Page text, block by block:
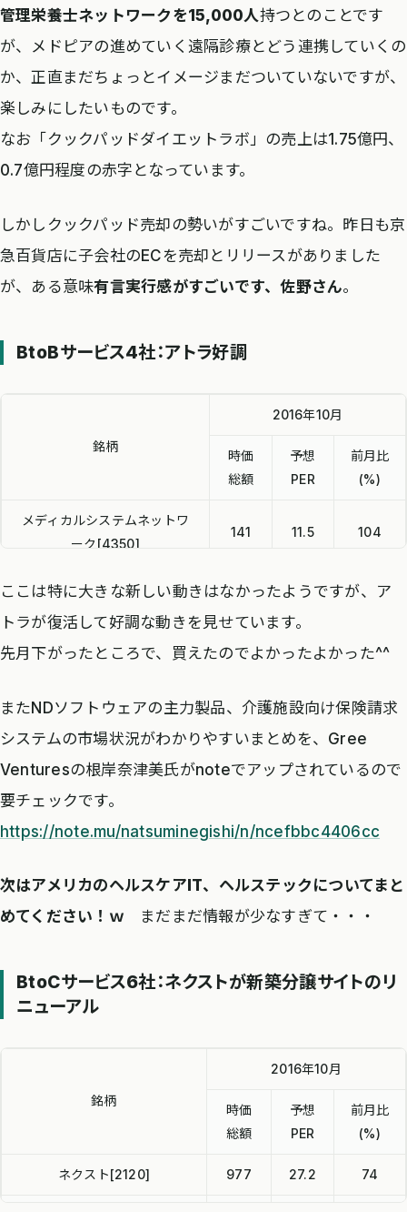
管理栄養士ネットワークを15,000人持つとのことです
が、メドピアの進めていく遠隔診療とどう連携していくの
か、正直まだちょっとイメージまだついていないですが、
楽しみにしたいものです。
なお「クックパッドダイエットラボ」の売上は1.75億円、
0.7億円程度の赤字となっています。
しかしクックパッド売却の勢いがすごいですね。昨日も京
急百貨店に子会社のECを売却とリリースがありました
が、ある意味有言実行感がすごいです、佐野さん。
BtoBサービス4社：アトラ好調
銘柄
2016年10月
時価
総額
予想
PER
前月比
(%)
メディカルシステムネットワ
ーク[4350]
141 11.5 104
EMシステムズ[4820] 277 16.1 108
NDソフトウェア[3794] 149 20.6
ここは特に大きな新しい動きはなかったようですが、ア
トラが復活して好調な動きを見せています。
先月下がったところで、買えたのでよかったよかった^^
またNDソフトウェアの主力製品、介護施設向け保険請求
システムの市場状況がわかりやすいまとめを、Gree
Venturesの根岸奈津美氏がnoteでアップされているので
要チェックです。
https://note.mu/natsuminegishi/n/ncefbbc4406cc
次はアメリカのヘルスケアIT、ヘルステックについてまと
めてください！ｗ まだまだ情報が少なすぎて・・・
BtoCサービス6社：ネクストが新築分譲サイトのリ
ニューアル
銘柄
2016年10月
時価
総額
予想
PER
前月比
(%)
ネクスト[2120] 977 27.2 74